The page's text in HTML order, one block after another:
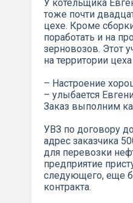
У котельщика
тоже почти
цехе. Кроме
поработать и на
зерновозов. Этот
на территории
– Настроение
– улыбается
Заказ выполним
УВЗ по договору
адрес заказчика
для перевозки
предприятие
следующего, еще
контракта.